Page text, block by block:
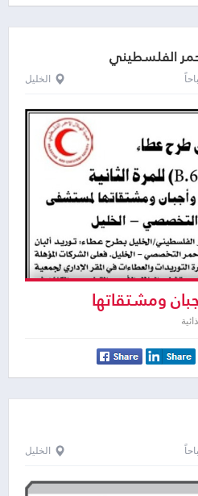
الفلسطيني
الخليل
ومشتقاتها
الخليل